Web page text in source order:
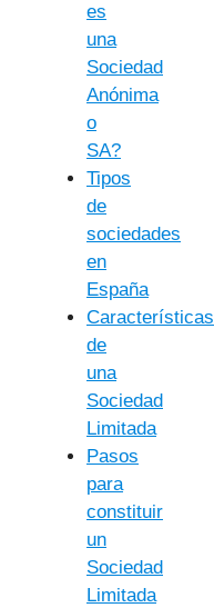
es
una
Sociedad
Anónima
o
SA?
Tipos
de
sociedades
en
España
Características
de
una
Sociedad
Limitada
Pasos
para
constituir
un
Sociedad
Limitada